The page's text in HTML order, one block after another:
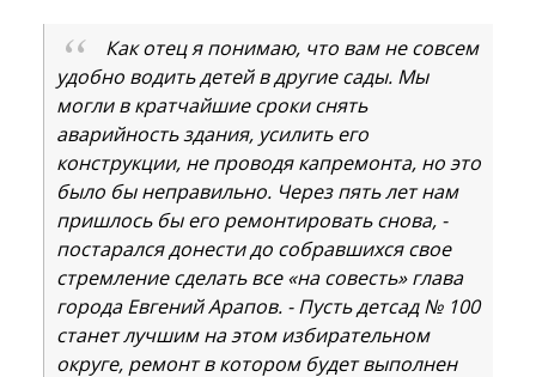
Как отец я понимаю, что вам не совсем
удобно водить детей в другие сады. Мы
могли в кратчайшие сроки снять
аварийность здания, усилить его
конструкции, не проводя капремонта, но это
было бы неправильно. Через пять лет нам
пришлось бы его ремонтировать снова, -
постарался донести до собравшихся свое
стремление сделать все «на совесть» глава
города Евгений Арапов. - Пусть детсад № 100
станет лучшим на этом избирательном
округе, ремонт в котором будет выполнен